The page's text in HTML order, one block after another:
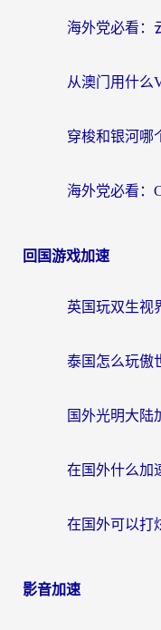
回国游戏加速
影音加速